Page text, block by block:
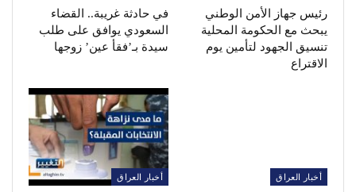
رئيس جهاز الأمن الوطني
يبحث مع الحكومة المحلية
تنسيق الجهود لتأمين يوم
الاقتراع
في حادثة غريبة.. القضاء
السعودي يوافق على طلب
سيدة بـ’فقأ عين’ زوجها
أخبار العراق أخبار العراق